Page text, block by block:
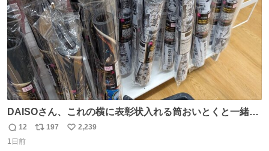
DAISOさん、これの横に表彰状入れる筒おいとくと一緒に
売れますのでご検討下さい
返
信
12
リ
197
い
2,239
1日前